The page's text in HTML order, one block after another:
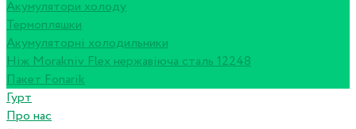
Акумулятори холоду
Термопляшки
Акумуляторні холодильники
Ніж Morakniv Flex нержавіюча сталь 12248
Пакет Fonarik
Гурт
Про нас